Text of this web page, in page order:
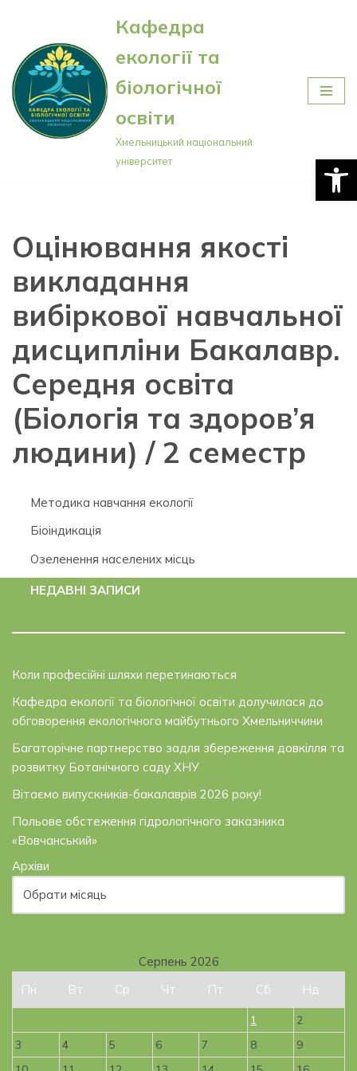
Перейти
до
вмісту
Кафедра
екології та
біологічної
освіти
Хмельницький національний
університет
Оцінювання якості
викладання
вибіркової навчальної
дисципліни Бакалавр.
Середня освіта
(Біологія та здоров’я
людини) / 2 семестр
Методика навчання екології
Біоіндикація
Озеленення населених місць
НЕДАВНІ ЗАПИСИ
Коли професійні шляхи перетинаються
Кафедра екології та біологічної освіти долучилася до
обговорення екологічного майбутнього Хмельниччини
Багаторічне партнерство задля збереження довкілля та
розвитку Ботанічного саду ХНУ
Вітаємо випускників-бакалаврів 2026 року!
Польове обстеження гідрологічного заказника
«Вовчанський»
Архіви
Серпень 2026
Пн
Вт Ср Чт Пт Сб Нд
1
2
3
4 5 6 7 8
9